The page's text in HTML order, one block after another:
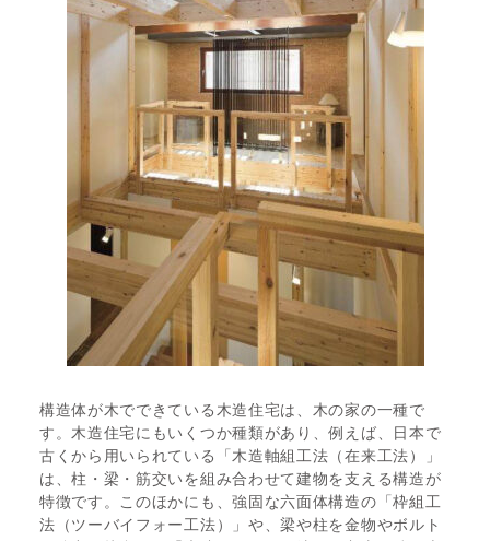
構造体が木でできている木造住宅は、木の家の一種で
す。木造住宅にもいくつか種類があり、例えば、日本で
古くから用いられている「木造軸組工法（在来工法）」
は、柱・梁・筋交いを組み合わせて建物を支える構造が
特徴です。このほかにも、強固な六面体構造の「枠組工
法（ツーバイフォー工法）」や、梁や柱を金物やボルト